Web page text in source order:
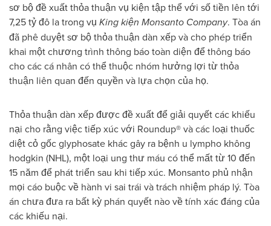
sơ bộ đề xuất thỏa thuận vụ kiện tập thể với số tiền lên tới
7,25 tỷ đô la trong vụ King kiện Monsanto Company. Tòa án
đã phê duyệt sơ bộ thỏa thuận dàn xếp và cho phép triển
khai một chương trình thông báo toàn diện để thông báo
cho các cá nhân có thể thuộc nhóm hưởng lợi từ thỏa
thuận liên quan đến quyền và lựa chọn của họ.
Thỏa thuận dàn xếp được đề xuất để giải quyết các khiếu
nại cho rằng việc tiếp xúc với Roundup® và các loại thuốc
diệt cỏ gốc glyphosate khác gây ra bệnh u lympho không
hodgkin (NHL), một loại ung thư máu có thể mất từ 10 đến
15 năm để phát triển sau khi tiếp xúc. Monsanto phủ nhận
mọi cáo buộc về hành vi sai trái và trách nhiệm pháp lý. Tòa
án chưa đưa ra bất kỳ phán quyết nào về tính xác đáng của
các khiếu nại.